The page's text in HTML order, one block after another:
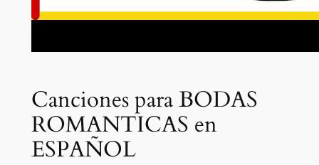
Canciones para BODAS
ROMANTICAS en
ESPAÑOL